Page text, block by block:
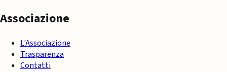
Associazione
L'Associazione
Trasparenza
Contatti